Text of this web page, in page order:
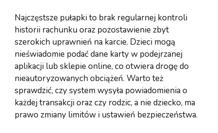
Najczęstsze pułapki to brak regularnej kontroli
historii rachunku oraz pozostawienie zbyt
szerokich uprawnień na karcie. Dzieci mogą
nieświadomie podać dane karty w podejrzanej
aplikacji lub sklepie online, co otwiera drogę do
nieautoryzowanych obciążeń. Warto też
sprawdzić, czy system wysyła powiadomienia o
każdej transakcji oraz czy rodzic, a nie dziecko, ma
prawo zmiany limitów i ustawień bezpieczeństwa.